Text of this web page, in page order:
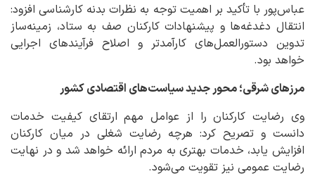
عباس‌پور با تأکید بر اهمیت توجه به نظرات بدنه کارشناسی افزود:
انتقال دغدغه‌ها و پیشنهادات کارکنان صف به ستاد، زمینه‌ساز
تدوین دستورالعمل‌های کارآمدتر و اصلاح فرآیندهای اجرایی
خواهد بود.
مرزهای شرقی؛ محور جدید سیاست‌های اقتصادی کشور
وی رضایت کارکنان را از عوامل مهم ارتقای کیفیت خدمات
دانست و تصریح کرد: هرچه رضایت شغلی در میان کارکنان
افزایش یابد، خدمات بهتری به مردم ارائه خواهد شد و در نهایت
رضایت عمومی نیز تقویت می‌شود.